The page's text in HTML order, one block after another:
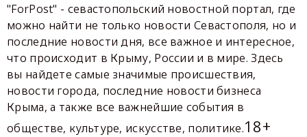
"ForPost" - севастопольский новостной портал, где
можно найти не только новости Севастополя, но и
последние новости дня, все важное и интересное,
что происходит в Крыму, России и в мире. Здесь
вы найдете самые значимые происшествия,
новости города, последние новости бизнеса
Крыма, а также все важнейшие события в
обществе, культуре, искусстве, политике.18+